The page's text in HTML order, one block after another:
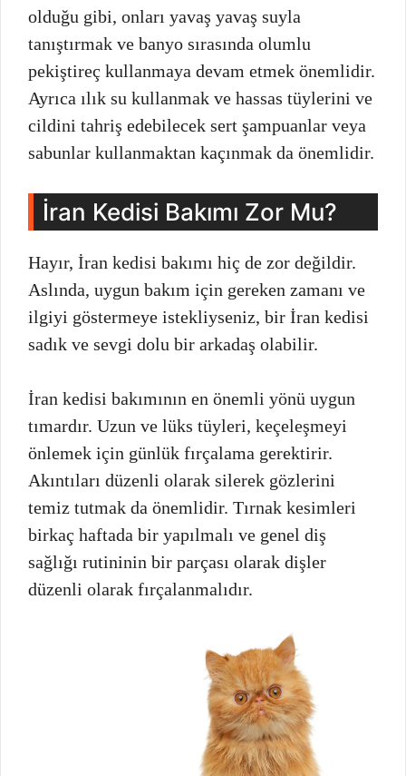
olduğu gibi, onları yavaş yavaş suyla
tanıştırmak ve banyo sırasında olumlu
pekiştireç kullanmaya devam etmek önemlidir.
Ayrıca ılık su kullanmak ve hassas tüylerini ve
cildini tahriş edebilecek sert şampuanlar veya
sabunlar kullanmaktan kaçınmak da önemlidir.
İran Kedisi Bakımı Zor Mu?
Hayır, İran kedisi bakımı hiç de zor değildir.
Aslında, uygun bakım için gereken zamanı ve
ilgiyi göstermeye istekliyseniz, bir İran kedisi
sadık ve sevgi dolu bir arkadaş olabilir.
İran kedisi bakımının en önemli yönü uygun
tımardır. Uzun ve lüks tüyleri, keçeleşmeyi
önlemek için günlük fırçalama gerektirir.
Akıntıları düzenli olarak silerek gözlerini
temiz tutmak da önemlidir. Tırnak kesimleri
birkaç haftada bir yapılmalı ve genel diş
sağlığı rutininin bir parçası olarak dişler
düzenli olarak fırçalanmalıdır.